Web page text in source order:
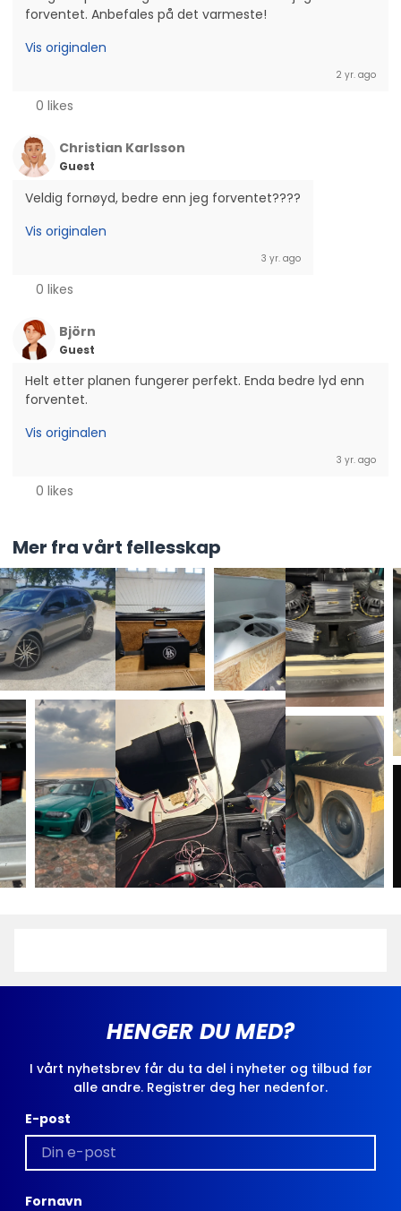
forventet. Anbefales på det varmeste!
Vis originalen
2 yr. ago
0 likes
Christian Karlsson
Guest
Veldig fornøyd, bedre enn jeg forventet????
Vis originalen
3 yr. ago
0 likes
Björn
Guest
Helt etter planen fungerer perfekt. Enda bedre lyd enn
forventet.
Vis originalen
3 yr. ago
0 likes
Mer fra vårt fellesskap
HENGER DU MED?
I vårt nyhetsbrev får du ta del i nyheter og tilbud før
alle andre. Registrer deg her nedenfor.
E-post
Fornavn